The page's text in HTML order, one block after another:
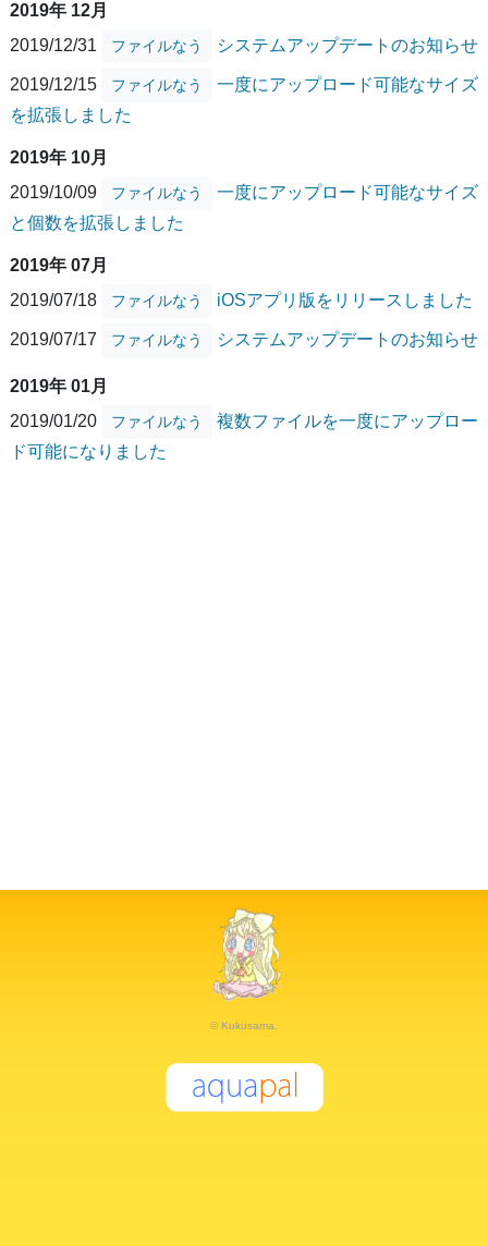
2019年 12月
2019/12/31
ファイルなう システムアップデートのお知らせ
2019/12/15 ファイルなう
一度にアップロード可能なサイズ
を拡張しました
2019年 10月
2019/10/09
ファイルなう
一度にアップロード可能なサイズ
と個数を拡張しました
2019年 07月
2019/07/18
ファイルなう iOSアプリ版をリリースしました
2019/07/17 ファイルなう システムアップデートのお知らせ
2019年 01月
2019/01/20
ファイルなう
複数ファイルを一度にアップロー
ド可能になりました
© Kukusama.